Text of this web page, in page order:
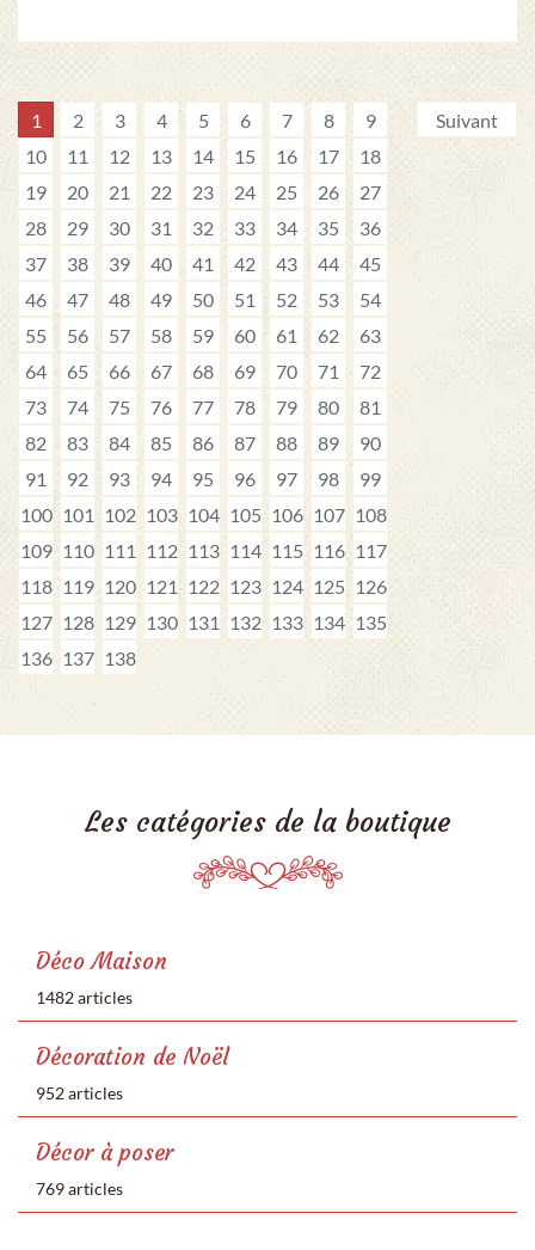
1 2 3 4 5 6 7 8
9
10
11 12 13 14 15 16 17
18
19
20 21 22 23 24 25 26
27
28
29 30 31 32 33 34 35
36
37
38 39 40 41 42 43 44
45
46
47 48 49 50 51 52 53
54
55
56 57 58 59 60 61 62
63
64
65 66 67 68 69 70 71
72
73
74 75 76 77 78 79 80
81
82
83 84 85 86 87 88 89
90
91
92 93 94 95 96 97 98
99
100 101 102 103 104 105 106 107 108
109 110 111 112 113 114 115 116 117
118 119 120 121 122 123 124 125 126
127 128 129 130 131 132 133 134 135
136 137 138
Suivant
Les catégories de la boutique
Déco Maison
1482 articles
Décoration de Noël
952 articles
Décor à poser
769 articles